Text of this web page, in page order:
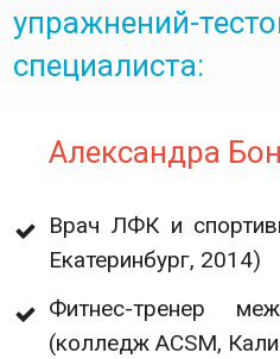
упражнений-
специалиста:
Александра
Врач ЛФК и
Екатеринбург, 2014)
Фитнес-тренер
(колледж ACSM,